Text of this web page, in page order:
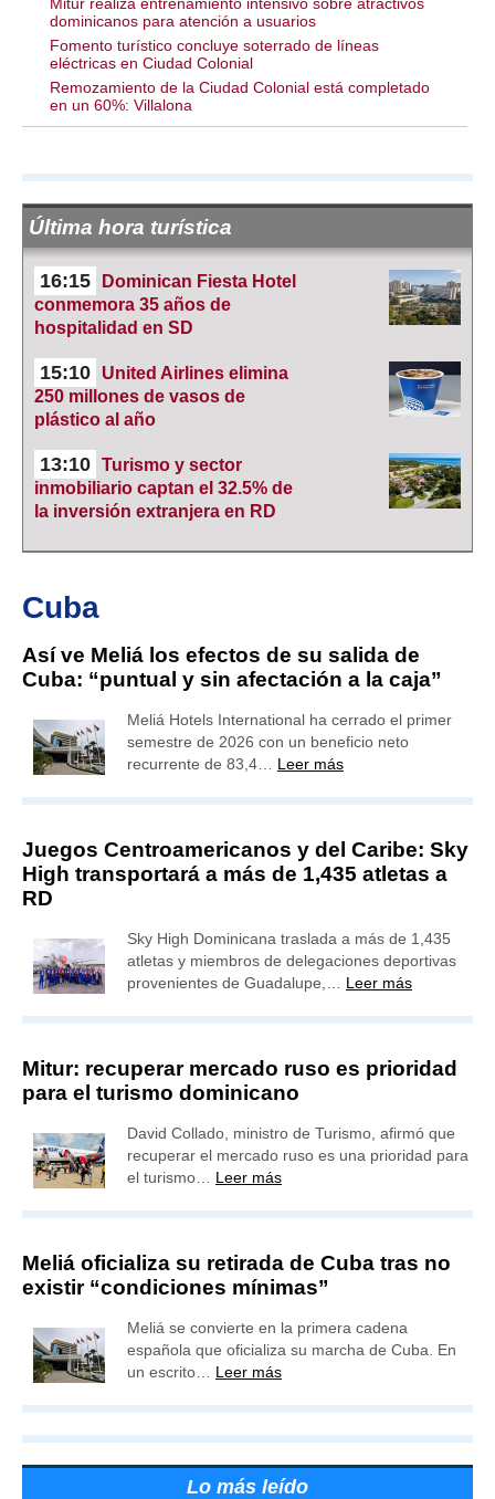
dominicanos para atención a usuarios
Fomento turístico concluye soterrado de líneas
eléctricas en Ciudad Colonial
Remozamiento de la Ciudad Colonial está completado
en un 60%: Villalona
Última hora turística
16:15
Dominican Fiesta Hotel
conmemora 35 años de
hospitalidad en SD
15:10
United Airlines elimina
250 millones de vasos de
plástico al año
13:10 Turismo y sector
inmobiliario captan el 32.5% de
la inversión extranjera en RD
Cuba
Así ve Meliá los efectos de su salida de
Cuba: “puntual y sin afectación a la caja”
Meliá Hotels International ha cerrado el primer
semestre de 2026 con un beneficio neto
recurrente de 83,4… Leer más
Juegos Centroamericanos y del Caribe: Sky
High transportará a más de 1,435 atletas a
RD
Sky High Dominicana traslada a más de 1,435
atletas y miembros de delegaciones deportivas
provenientes de Guadalupe,… Leer más
Mitur: recuperar mercado ruso es prioridad
para el turismo dominicano
David Collado, ministro de Turismo, afirmó que
recuperar el mercado ruso es una prioridad para
el turismo… Leer más
Meliá oficializa su retirada de Cuba tras no
existir “condiciones mínimas”
Meliá se convierte en la primera cadena
española que oficializa su marcha de Cuba. En
un escrito… Leer más
Lo más leído